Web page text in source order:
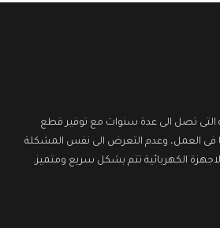
التى تصل الى عدة سنوات مع توفير قطع
فى العمل، وعدم التعرض الى نفس المشكلة
الكهربائية تتم بشكل سريع ومتميز.